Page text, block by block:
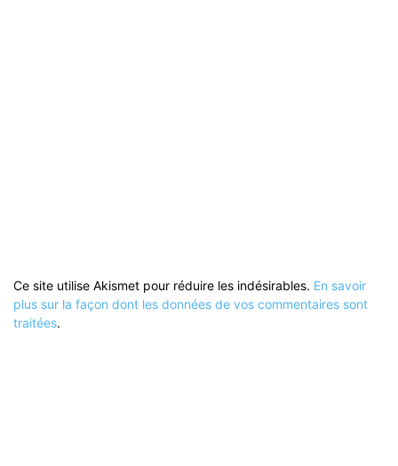
Ce site utilise Akismet pour réduire les indésirables. En savoir
plus sur la façon dont les données de vos commentaires sont
traitées.